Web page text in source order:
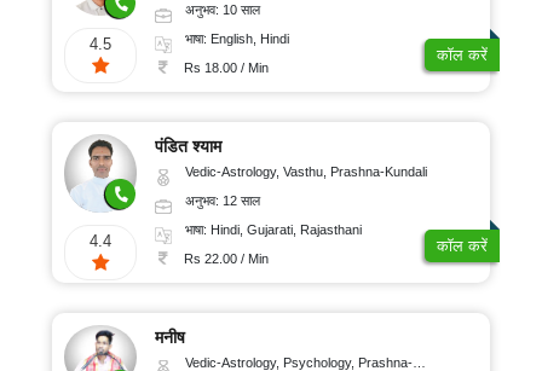
4.5
अनुभव: 10 साल
भाषा: English, Hindi
Rs 18.00 / Min
कॉल करें
4.4
पंडित श्याम
Vedic-Astrology, Vasthu, Prashna-Kundali
अनुभव: 12 साल
भाषा: Hindi, Gujarati, Rajasthani
Rs 22.00 / Min
कॉल करें
मनीष
Vedic-Astrology, Psychology, Prashna-Kundali